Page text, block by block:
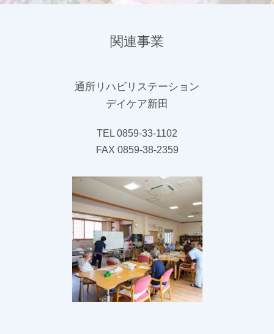
関連事業
通所リハビリステーション
デイケア新田
TEL 0859-33-1102
FAX 0859-38-2359